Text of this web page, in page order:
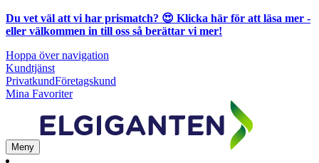
Du vet väl att vi har prismatch? 😍 Klicka här för att läsa mer -
eller välkommen in till oss så berättar vi mer!
Hoppa över navigation
Kundtjänst
PrivatkundFöretagskund
Mina Favoriter
Meny